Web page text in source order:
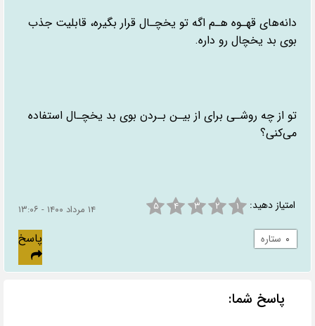
دانه‌های قهـوه هـم اگه تو یخچـال قرار بگیره، قابلیت جذب
بوی بد یخچال رو داره.
تو از چه روشـی برای از بیـن بـردن بوی بد یخچـال استفاده
می‌کنی؟
امتیاز دهید: ۱ ۲ ۳ ۴ ۵ ۱۴ مرداد ۱۴۰۰ - ۱۳:۰۶
ستاره پاسخ
پاسخ شما: